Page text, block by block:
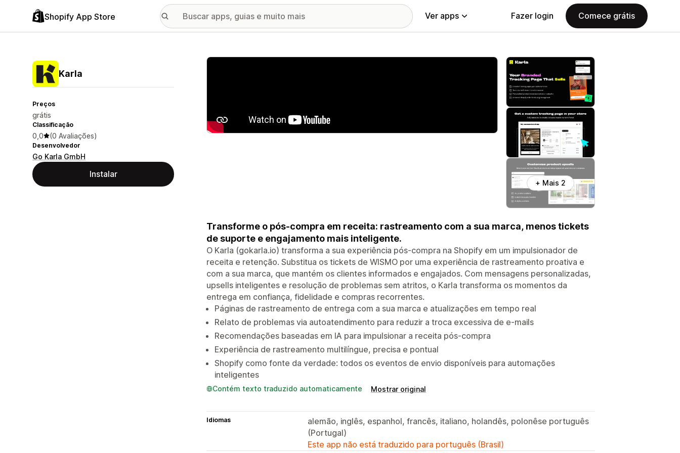
Shopify App Store Ver apps Fazer login Comece grátis
Karla
Preços
grátis
Classificação
0,0 (0 Avaliações)
Desenvolvedor
Go Karla GmbH
Instalar
Galeria de imagens em destaque
+ Mais 2
Transforme o pós-compra em receita: rastreamento com a sua marca, menos tickets
de suporte e engajamento mais inteligente.
O Karla (gokarla.io) transforma a sua experiência pós-compra na Shopify em um impulsionador de
receita e retenção. Substitua os tickets de WISMO por uma experiência de rastreamento proativa e
com a sua marca, que mantém os clientes informados e engajados. Com mensagens personalizadas,
upsells inteligentes e resolução de problemas sem atritos, o Karla transforma os momentos da
entrega em confiança, fidelidade e compras recorrentes.
Páginas de rastreamento de entrega com a sua marca e atualizações em tempo real
Relato de problemas via autoatendimento para reduzir a troca excessiva de e-mails
Recomendações baseadas em IA para impulsionar a receita pós-compra
Experiência de rastreamento multilíngue, precisa e pontual
Shopify como fonte da verdade: todos os eventos de envio disponíveis para automações
inteligentes
Contém texto traduzido automaticamente Mostrar original
Idiomas
alemão, inglês, espanhol, francês, italiano, holandês, polonêse português
(Portugal)
Este app não está traduzido para português (Brasil)